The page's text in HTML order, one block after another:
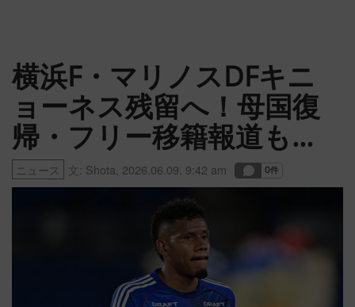
横浜F・マリノスDFキニ
ョーネス残留へ！母国復
帰・フリー移籍報道も…
ニュース 文: Shota 2026.06.09. 9:42 am